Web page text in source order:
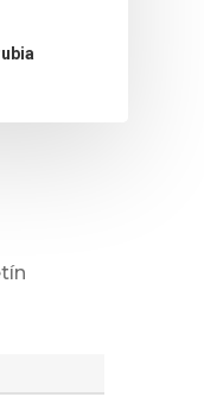
Jurídico